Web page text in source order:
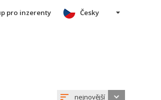
pro inzerenty Česky
nejnovější